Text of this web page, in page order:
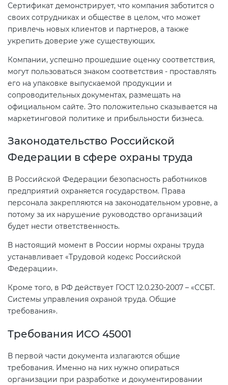
Сертификат демонстрирует, что компания заботится о
своих сотрудниках и обществе в целом, что может
привлечь новых клиентов и партнеров, а также
укрепить доверие уже существующих.
Компании, успешно прошедшие оценку соответствия,
могут пользоваться знаком соответствия - проставлять
его на упаковке выпускаемой продукции и
сопроводительных документах, размещать на
официальном сайте. Это положительно сказывается на
маркетинговой политике и прибыльности бизнеса.
Законодательство Российской
Федерации в сфере охраны труда
В Российской Федерации безопасность работников
предприятий охраняется государством. Права
персонала закрепляются на законодательном уровне, а
потому за их нарушение руководство организаций
будет нести ответственность.
В настоящий момент в России нормы охраны труда
устанавливает «Трудовой кодекс Российской
Федерации».
Кроме того, в РФ действует ГОСТ 12.0.230-2007 – «ССБТ.
Системы управления охраной труда. Общие
требования».
Требования ИСО 45001
В первой части документа излагаются общие
требования. Именно на них нужно опираться
организации при разработке и документировании